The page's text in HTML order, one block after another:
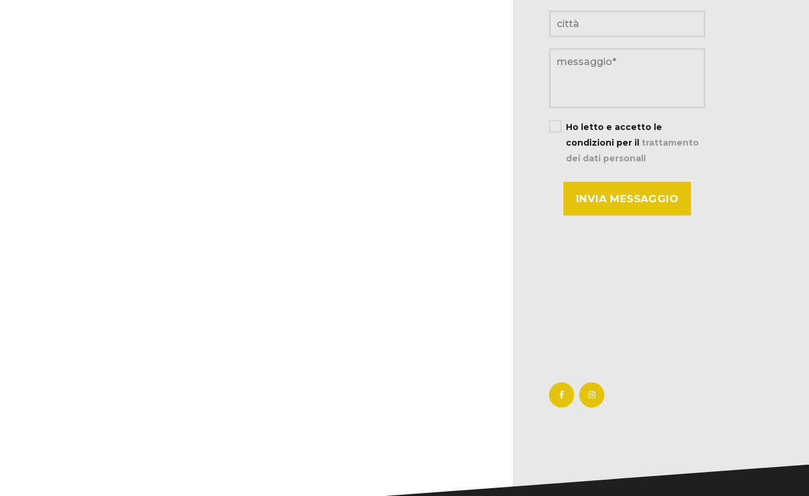
Ho letto e accetto le
condizioni per il trattamento
dei dati personali